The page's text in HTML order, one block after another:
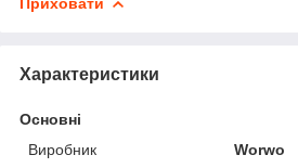
Характеристики
Основні
Виробник
Worwo